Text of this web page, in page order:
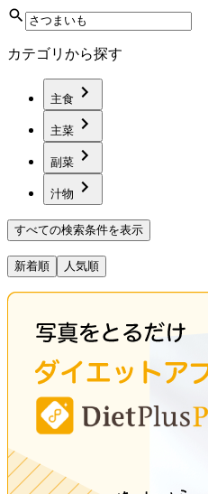
カテゴリから探す
主食
主菜
副菜
汁物
すべての検索条件を表示
新着順 人気順